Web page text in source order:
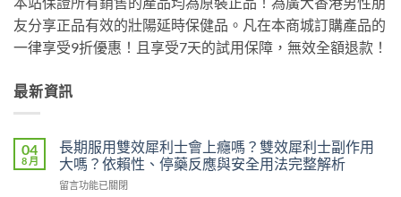
友分享正品有效的壯陽延時保健品。凡在本商城訂購產品的
一律享受9折優惠！且享受7天的試用保障，無效全額退款！
最新資訊
04
8 月
長期服用雙效犀利士會上癮嗎？雙效犀利士副作用
大嗎？依賴性、停藥反應與安全用法完整解析
在
留言功能已關閉